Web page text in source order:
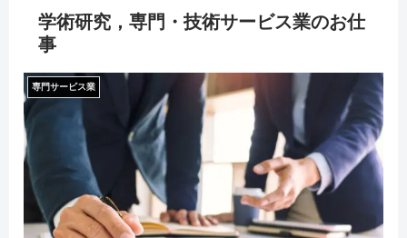
学術研究，専門・技術サービス業のお仕
事
専門サービス業